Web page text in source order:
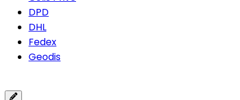
DPD
DHL
Fedex
Geodis